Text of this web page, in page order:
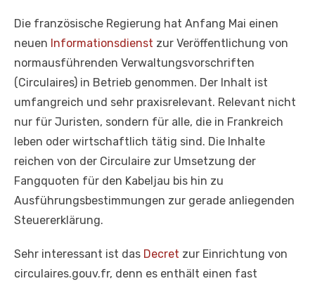
Die französische Regierung hat Anfang Mai einen
neuen Informationsdienst zur Veröffentlichung von
normausführenden Verwaltungsvorschriften
(Circulaires) in Betrieb genommen. Der Inhalt ist
umfangreich und sehr praxisrelevant. Relevant nicht
nur für Juristen, sondern für alle, die in Frankreich
leben oder wirtschaftlich tätig sind. Die Inhalte
reichen von der Circulaire zur Umsetzung der
Fangquoten für den Kabeljau bis hin zu
Ausführungsbestimmungen zur gerade anliegenden
Steuererklärung.
Sehr interessant ist das Decret zur Einrichtung von
circulaires.gouv.fr, denn es enthält einen fast